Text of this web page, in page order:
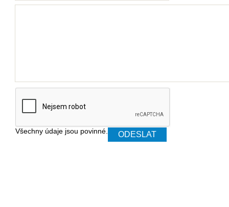
Všechny údaje jsou povinné.